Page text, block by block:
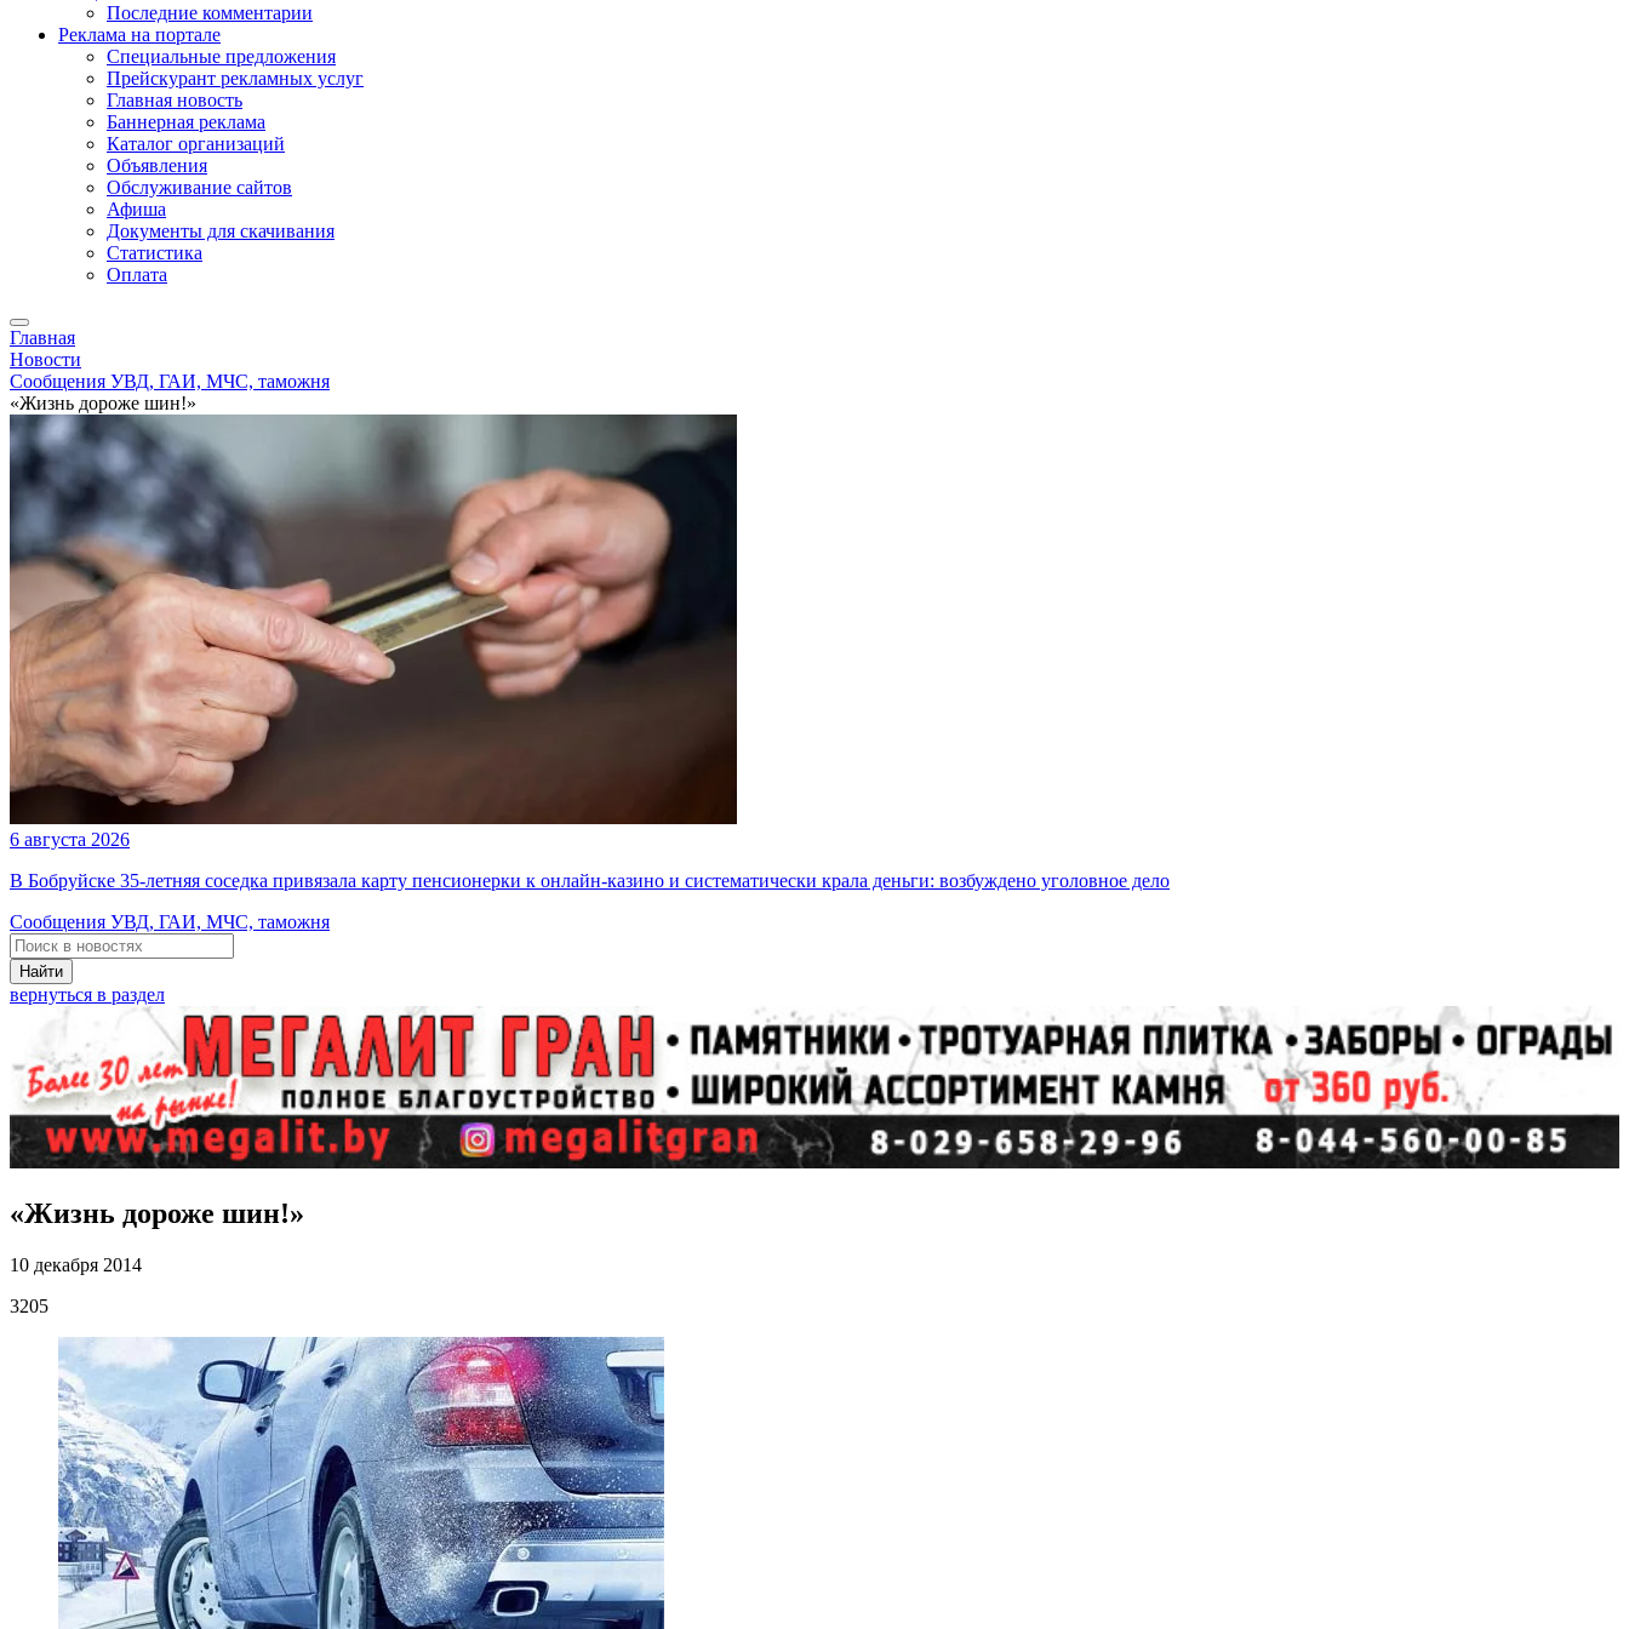
Последние комментарии
Реклама на портале
Специальные предложения
Прейскурант рекламных услуг
Главная новость
Баннерная реклама
Каталог организаций
Объявления
Обслуживание сайтов
Афиша
Документы для скачивания
Статистика
Оплата
Главная
Новости
Сообщения УВД, ГАИ, МЧС, таможня
«Жизнь дороже шин!»
6 августа 2026
В Бобруйске 35-летняя соседка привязала карту пенсионерки к онлайн-казино и систематически крала деньги: возбуждено уголовное дело
Сообщения УВД, ГАИ, МЧС, таможня
Найти
вернуться в раздел
«Жизнь дороже шин!»
10 декабря 2014
3205